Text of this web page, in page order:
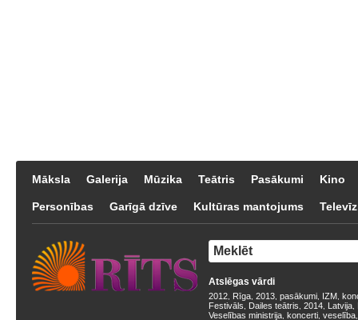
Māksla Galerija Mūzika Teātris Pasākumi Kino
Personības Garīgā dzīve Kultūras mantojums
Atslēgas vārdi
2012 Rīga 2013 pasākumi IZM
Festivāls
Dailes teātris 2014 Latvija
Veselības ministrija koncerti veselība